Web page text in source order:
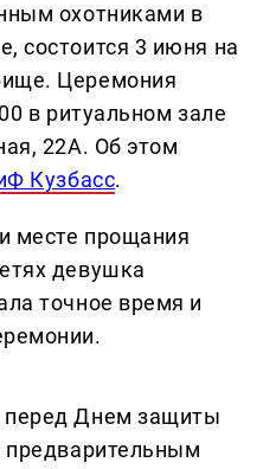
охотниками в
состоится 3 июня на
Церемония
в ритуальном зале
22А. Об этом
Кузбасс.
месте прощания
девушка
точное время и
перед Днем защиты
предварительным